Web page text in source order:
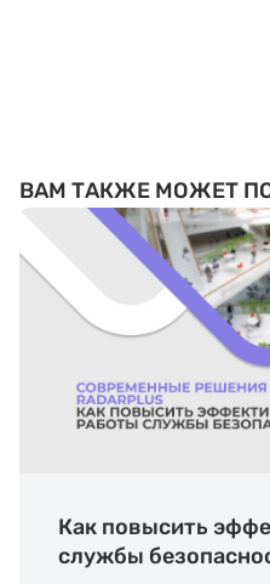
ВАМ ТАКЖЕ МОЖЕТ
Как повысить
службы